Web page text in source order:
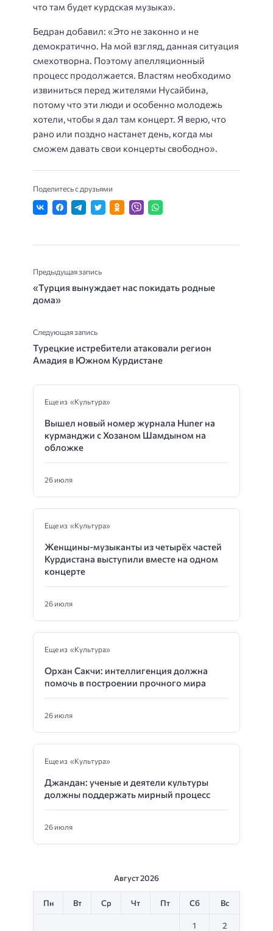
что там будет курдская музыка».
Бедран добавил: «Это не законно и не
демократично. На мой взгляд, данная ситуация
смехотворна. Поэтому апелляционный
процесс продолжается. Властям необходимо
извиниться перед жителями Нусайбина,
потому что эти люди и особенно молодежь
хотели, чтобы я дал там концерт. Я верю, что
рано или поздно настанет день, когда мы
сможем давать свои концерты свободно».
Поделитесь с друзьями
Предыдущая запись
«Турция вынуждает нас покидать родные
дома»
Следующая запись
Турецкие истребители атаковали регион
Амадия в Южном Курдистане
Еще из «Культура»
Вышел новый номер журнала Huner на
курманджи с Хозаном Шамдыном на
обложке
26 июля
Еще из «Культура»
Женщины-музыканты из четырёх частей
Курдистана выступили вместе на одном
концерте
26 июля
Еще из «Культура»
Орхан Сакчи: интеллигенция должна
помочь в построении прочного мира
26 июля
Еще из «Культура»
Джандан: ученые и деятели культуры
должны поддержать мирный процесс
26 июля
Август 2026
Пн Вт Ср Чт Пт Сб Вс
1 2